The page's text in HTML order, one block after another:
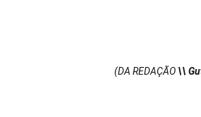
(DA REDAÇÃO \\